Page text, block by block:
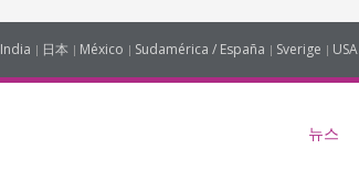
India 日本 México Sudamérica / España Sverige USA
뉴스